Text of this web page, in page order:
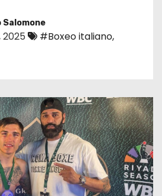
Salomone
2025 #Boxeo italiano,